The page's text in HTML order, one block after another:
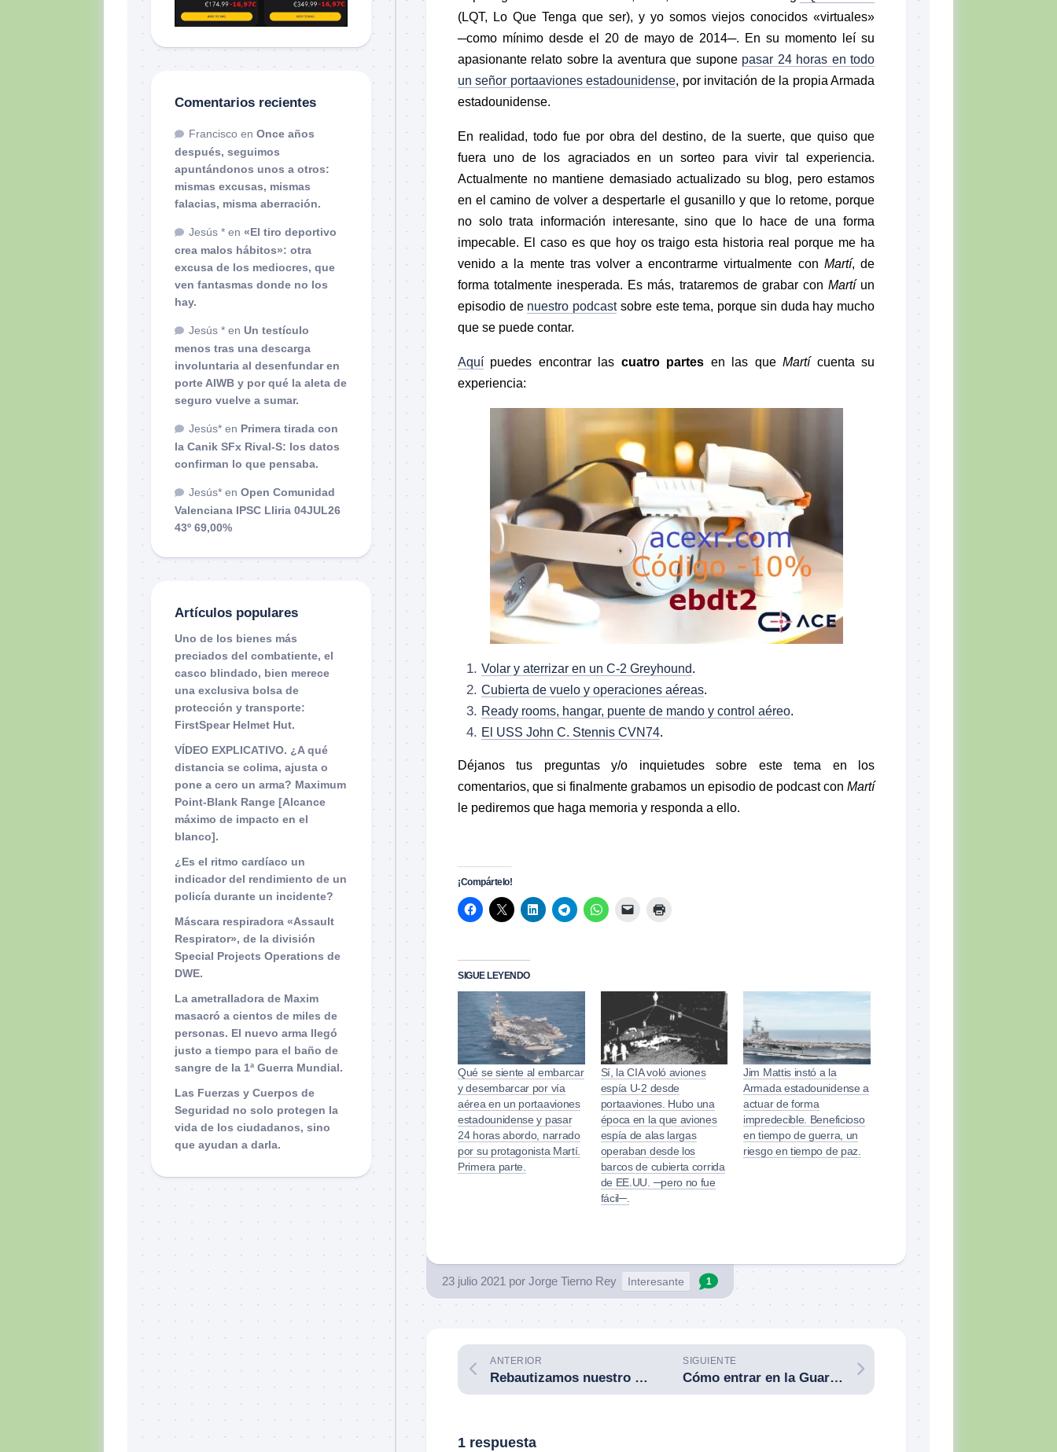
(LQT, Lo Que Tenga que ser), y yo somos viejos conocidos «virtuales»
─como mínimo desde el 20 de mayo de 2014─. En su momento leí su
apasionante relato sobre la aventura que supone pasar 24 horas en todo
un señor portaaviones estadounidense, por invitación de la propia Armada
estadounidense.
En realidad, todo fue por obra del destino, de la suerte, que quiso que
fuera uno de los agraciados en un sorteo para vivir tal experiencia.
Actualmente no mantiene demasiado actualizado su blog, pero estamos
en el camino de volver a despertarle el gusanillo y que lo retome, porque
no solo trata información interesante, sino que lo hace de una forma
impecable. El caso es que hoy os traigo esta historia real porque me ha
venido a la mente tras volver a encontrarme virtualmente con Martí, de
forma totalmente inesperada. Es más, trataremos de grabar con Martíun
episodio de nuestro podcastsobre este tema, porque sin duda hay mucho
que se puede contar.
Aquí puedes encontrar las cuatro partes en las queMartícuenta su
experiencia:
Volar y aterrizar en un C-2 Greyhound.
Cubierta de vuelo y operaciones aéreas.
Ready rooms, hangar, puente de mando y control aéreo.
El USS John C. Stennis CVN74.
Déjanos tus preguntas y/o inquietudes sobre este tema en los
comentarios, que si finalmente grabamos un episodio de podcast con Martí
le pediremos que haga memoria y responda a ello.
¡Compártelo!
SIGUE LEYENDO
Qué se siente al embarcar
y desembarcar por vía
aérea en un portaaviones
estadounidense y pasar
24 horas abordo, narrado
por su protagonista Martí.
Primera parte.
Sí, la CIA voló aviones
espía U-2 desde
portaaviones. Hubo una
época en la que aviones
espía de alas largas
operaban desde los
barcos de cubierta corrida
de EE.UU. ─pero no fue
fácil─.
Jim Mattis instó a la
Armada estadounidense a
actuar de forma
impredecible. Beneficioso
en tiempo de guerra, un
riesgo en tiempo de paz.
23 julio 2021 por Jorge Tierno Rey Interesante 1
SIGUIENTE
Cómo entrar en la Guardia Civil.
ANTERIOR
Rebautizamos nuestro Grupo de Telegram. Aquí tienes las condiciones para unirte y empezar a compartir.
1 respuesta
Comentarios recientes
Francisco en Once años
después, seguimos
apuntándonos unos a otros:
mismas excusas, mismas
falacias, misma aberración.
Jesús * en «El tiro deportivo
crea malos hábitos»: otra
excusa de los mediocres, que
ven fantasmas donde no los
hay.
Jesús * en Un testículo
menos tras una descarga
involuntaria al desenfundar en
porte AIWB y por qué la aleta de
seguro vuelve a sumar.
Jesús* en Primera tirada con
la Canik SFx Rival-S: los datos
confirman lo que pensaba.
Jesús* en Open Comunidad
Valenciana IPSC Lliria 04JUL26
43º 69,00%
Artículos populares
Uno de los bienes más
preciados del combatiente, el
casco blindado, bien merece
una exclusiva bolsa de
protección y transporte:
FirstSpear Helmet Hut.
VÍDEO EXPLICATIVO. ¿A qué
distancia se colima, ajusta o
pone a cero un arma? Maximum
Point-Blank Range [Alcance
máximo de impacto en el
blanco].
¿Es el ritmo cardíaco un
indicador del rendimiento de un
policía durante un incidente?
Máscara respiradora «Assault
Respirator», de la división
Special Projects Operations de
DWE.
La ametralladora de Maxim
masacró a cientos de miles de
personas. El nuevo arma llegó
justo a tiempo para el baño de
sangre de la 1ª Guerra Mundial.
Las Fuerzas y Cuerpos de
Seguridad no solo protegen la
vida de los ciudadanos, sino
que ayudan a darla.